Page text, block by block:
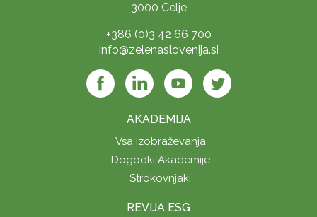
3000 Celje
+386 (0)3 42 66 700
info@zelenaslovenija.si
AKADEMIJA
Vsa izobraževanja
Dogodki Akademije
Strokovnjaki
REVIJA ESG